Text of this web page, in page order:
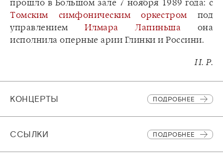
прошло в Большом зале 7 ноября 1989 года: с
Томским симфоническим оркестром под
управлением Илмара Лапиньша она
исполнила оперные арии Глинки и Россини.
И. Р.
КОНЦЕРТЫ ПОДРОБНЕЕ
CСЫЛКИ ПОДРОБНЕЕ